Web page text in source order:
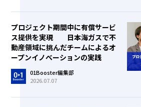
プロジェクト期間中に有償サービ
ス提供を実現 日本海ガスで不
動産領域に挑んだチームによるオ
ープンイノベーションの実践
01Booster編集部
2026.07.07